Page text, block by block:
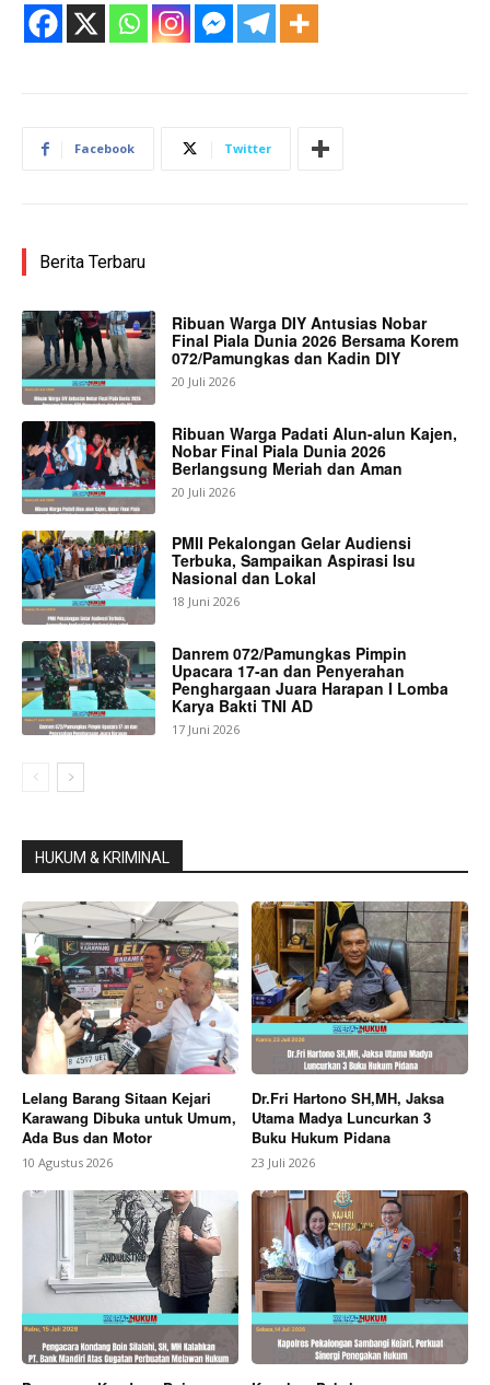
Facebook Twitter
Berita Terbaru
Ribuan Warga DIY Antusias Nobar
Final Piala Dunia 2026 Bersama Korem
072/Pamungkas dan Kadin DIY
20 Juli 2026
Ribuan Warga Padati Alun-alun Kajen,
Nobar Final Piala Dunia 2026
Berlangsung Meriah dan Aman
20 Juli 2026
PMII Pekalongan Gelar Audiensi
Terbuka, Sampaikan Aspirasi Isu
Nasional dan Lokal
18 Juni 2026
Danrem 072/Pamungkas Pimpin
Upacara 17-an dan Penyerahan
Penghargaan Juara Harapan I Lomba
Karya Bakti TNI AD
17 Juni 2026
HUKUM & KRIMINAL
Lelang Barang Sitaan Kejari
Karawang Dibuka untuk Umum,
Ada Bus dan Motor
10 Agustus 2026
Dr.Fri Hartono SH,MH, Jaksa
Utama Madya Luncurkan 3
Buku Hukum Pidana
23 Juli 2026